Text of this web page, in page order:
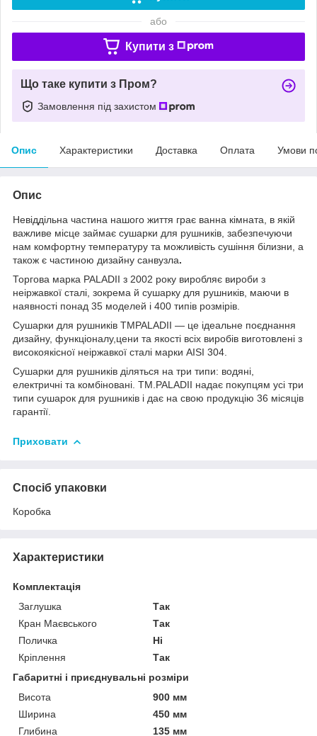
або
Купити з
Що таке купити з Пром?
Замовлення під захистом
Опис Характеристики Доставка Оплата Умови
Опис
Невіддільна частина нашого життя грає ванна кімната, в якій
важливе місце займає сушарки для рушників, забезпечуючи
нам комфортну температуру та можливість сушіння білизни, а
також є частиною дизайну санвузла.
Торгова марка PALADII з 2002 року виробляє вироби з
неіржавкої сталі, зокрема й сушарку для рушників, маючи в
наявності понад 35 моделей і 400 типів розмірів.
Сушарки для рушників TMPALADII — це ідеальне поєднання
дизайну, функціоналу,цени та якості всіх виробів виготовлені з
високоякісної неіржавкої сталі марки AISI 304.
Сушарки для рушників діляться на три типи: водяні,
електричні та комбіновані. TM.PALADII надає покупцям усі три
типи сушарок для рушників і дає на свою продукцію 36 місяців
гарантії.
Приховати
Спосіб упаковки
Коробка
Характеристики
Комплектація
Заглушка
Так
Кран Маєвського
Так
Поличка
Ні
Кріплення
Так
Габаритні і приєднувальні розміри
Висота
900 мм
Ширина
450 мм
Глибина
135 мм